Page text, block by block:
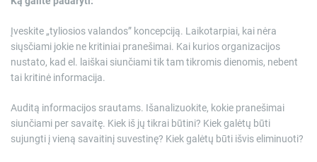
Įveskite „tyliosios valandos” koncepciją. Laikotarpiai, kai nėra
siųsčiami jokie ne kritiniai pranešimai. Kai kurios organizacijos
nustato, kad el. laiškai siunčiami tik tam tikromis dienomis, nebent
tai kritinė informacija.
Auditą informacijos srautams. Išanalizuokite, kokie pranešimai
siunčiami per savaitę. Kiek iš jų tikrai būtini? Kiek galėtų būti
sujungti į vieną savaitinį suvestinę? Kiek galėtų būti išvis eliminuoti?